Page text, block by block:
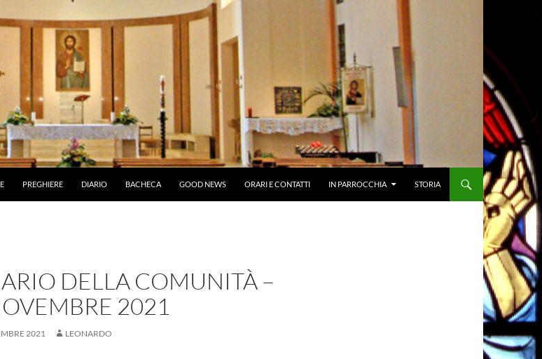
PREGHIERE DIARIO BACHECA GOOD NEWS ORARI E CONTATTI IN PARROCCHIA STORIA
DELLA COMUNITÀ –
2021
2021 LEONARDO